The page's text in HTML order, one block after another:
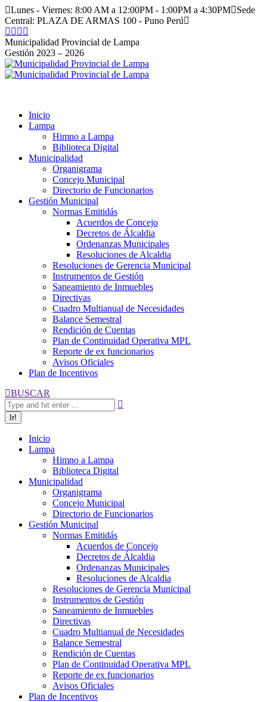
Saltar
al
contenido
Lunes - Viernes: 8:00 AM a 12:00PM - 1:00PM a 4:30PM
Sede
Central: PLAZA DE ARMAS 100 - Puno Perú
Facebook
page
opens
in
new
Instagram
page
opens
in
new
YouTube
page
opens
in
new
page
opens
in
new
Municipalidad Provincial de Lampa
Gestión 2023 – 2026
Inicio
Lampa
Himno a Lampa
Biblioteca Digital
Municipalidad
Organigrama
Concejo Municipal
Directorio de Funcionarios
Gestión Municipal
Normas Emitidás
Acuerdos de Concejo
Decretos de Álcaldia
Ordenanzas Municipales
Resoluciones de Alcaldia
Resoluciones de Gerencia Municipal
Instrumentos de Gestión
Saneamiento de Inmuebles
Directivas
Cuadro Multianual de Necesidades
Balance Semestral
Rendición de Cuentas
Plan de Continuidad Operativa MPL
Reporte de ex funcionarios
Avisos Oficiales
Plan de Incentivos
Buscar:
BUSCAR
Inicio
Lampa
Himno a Lampa
Biblioteca Digital
Municipalidad
Organigrama
Concejo Municipal
Directorio de Funcionarios
Gestión Municipal
Normas Emitidás
Acuerdos de Concejo
Decretos de Álcaldia
Ordenanzas Municipales
Resoluciones de Alcaldia
Resoluciones de Gerencia Municipal
Instrumentos de Gestión
Saneamiento de Inmuebles
Directivas
Cuadro Multianual de Necesidades
Balance Semestral
Rendición de Cuentas
Plan de Continuidad Operativa MPL
Reporte de ex funcionarios
Avisos Oficiales
Plan de Incentivos